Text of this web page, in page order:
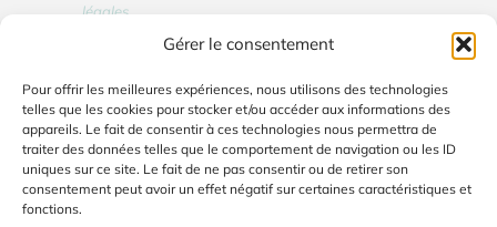
Gérer le consentement
Pour offrir les meilleures expériences, nous utilisons des technologies
telles que les cookies pour stocker et/ou accéder aux informations des
appareils. Le fait de consentir à ces technologies nous permettra de
traiter des données telles que le comportement de navigation ou les ID
uniques sur ce site. Le fait de ne pas consentir ou de retirer son
consentement peut avoir un effet négatif sur certaines caractéristiques et
fonctions.
légales.
et activer ce contenu